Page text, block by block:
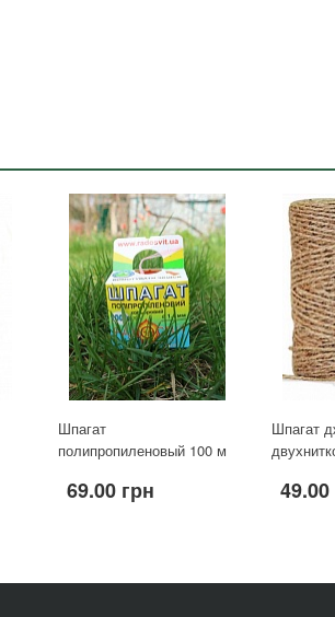
Шпагат
полипропиленовый 100 м
69.00 грн
Шпагат
49.00